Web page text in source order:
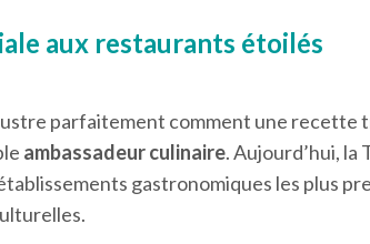
aux restaurants étoilés
parfaitement comment une
ambassadeur culinaire. Aujourd’hui, la
gastronomiques les plus